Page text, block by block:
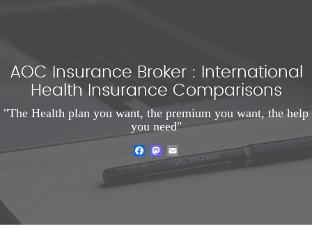
AOC Insurance Broker : International
Health Insurance Comparisons
"The Health plan you want, the premium you want, the help
you need"
FacebookMastodon